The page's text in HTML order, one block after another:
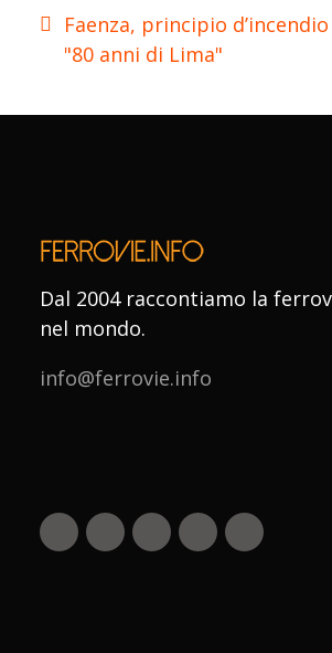
Faenza, principio
"80 anni di Lima"
Dal 2004 raccontiamo la
nel mondo.
info@ferrovie.info